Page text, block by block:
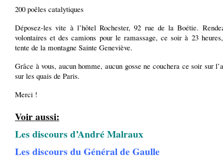
200 poêles catalytiques
Déposez-les vite à l’hôtel Rochester, 92 rue de la Boétie.
volontaires et des camions pour le ramassage, ce soir à 23
tente de la montagne Sainte Geneviève.
Grâce à vous, aucun homme, aucun gosse ne couchera ce soir sur
sur les quais de Paris.
Merci !
Voir aussi:
Les discours d’André Malraux
Les discours du Général de Gaulle